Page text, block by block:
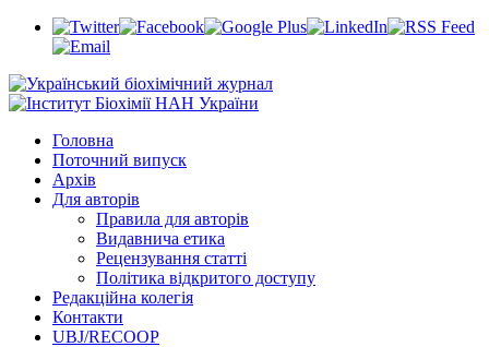
Головна
Поточний випуск
Архів
Для авторів
Правила для авторів
Видавнича етика
Рецензування статті
Політика відкритого доступу
Редакційна колегія
Контакти
UBJ/RECOOP